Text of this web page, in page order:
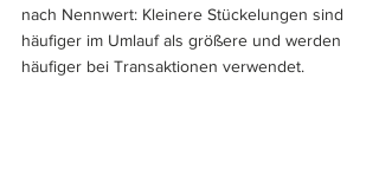
nach Nennwert: Kleinere Stückelungen sind
häufiger im Umlauf als größere und werden
häufiger bei Transaktionen verwendet.